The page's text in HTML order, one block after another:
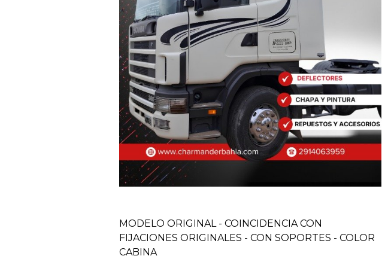
MODELO ORIGINAL - COINCIDENCIA CON
FIJACIONES ORIGINALES - CON SOPORTES - COLOR
CABINA